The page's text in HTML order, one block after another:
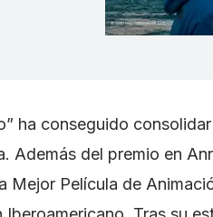
ha conseguido
Además del premio en
Mejor Película de